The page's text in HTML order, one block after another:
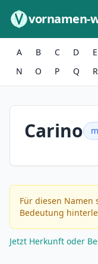
vornamen-
A B C D E
N
O P Q R
Carino
Für diesen Namen
Bedeutung
Jetzt Herkunft oder